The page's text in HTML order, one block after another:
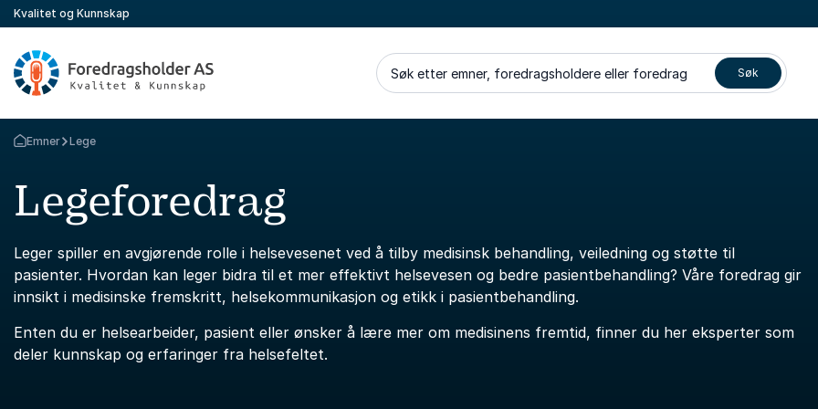
Kvalitet og Kunnskap
Søk etter emner, foredragsholdere eller foredrag Søk
Gå tilbake til startsiden
Emner Lege
Legeforedrag
Leger spiller en avgjørende rolle i helsevesenet ved å tilby medisinsk behandling, veiledning og støtte til
pasienter. Hvordan kan leger bidra til et mer effektivt helsevesen og bedre pasientbehandling? Våre foredrag gir
innsikt i medisinske fremskritt, helsekommunikasjon og etikk i pasientbehandling.
Enten du er helsearbeider, pasient eller ønsker å lære mer om medisinens fremtid, finner du her eksperter som
deler kunnskap og erfaringer fra helsefeltet.